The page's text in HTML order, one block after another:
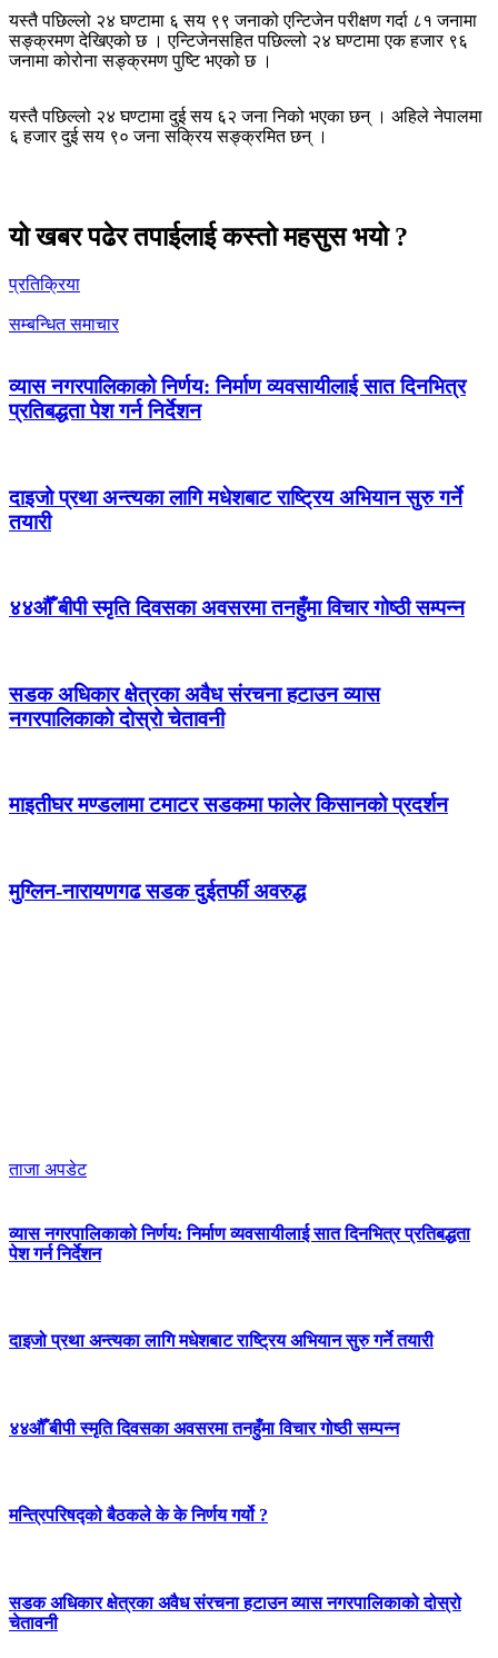
यस्तै पछिल्लो २४ घण्टामा ६ सय ९९ जनाको एन्टिजेन परीक्षण गर्दा ८१ जनामा
सङ्क्रमण देखिएको छ । एन्टिजेनसहित पछिल्लो २४ घण्टामा एक हजार ९६
जनामा कोरोना सङ्क्रमण पुष्टि भएको छ ।
यस्तै पछिल्लो २४ घण्टामा दुई सय ६२ जना निको भएका छन् । अहिले नेपालमा
६ हजार दुई सय ९० जना सक्रिय सङ्क्रमित छन् ।
यो खबर पढेर तपाईलाई कस्तो महसुस भयो ?
प्रतिक्रिया
सम्बन्धित समाचार
व्यास नगरपालिकाको निर्णय: निर्माण व्यवसायीलाई सात दिनभित्र
प्रतिबद्धता पेश गर्न निर्देशन
दाइजो प्रथा अन्त्यका लागि मधेशबाट राष्ट्रिय अभियान सुरु गर्ने
तयारी
४४औँ बीपी स्मृति दिवसका अवसरमा तनहुँमा विचार गोष्ठी सम्पन्न
सडक अधिकार क्षेत्रका अवैध संरचना हटाउन व्यास
नगरपालिकाको दोस्रो चेतावनी
माइतीघर मण्डलामा टमाटर सडकमा फालेर किसानको प्रदर्शन
मुग्लिन-नारायणगढ सडक दुईतर्फी अवरुद्ध
ताजा अपडेट
व्यास नगरपालिकाको निर्णय: निर्माण व्यवसायीलाई सात दिनभित्र प्रतिबद्धता
पेश गर्न निर्देशन
दाइजो प्रथा अन्त्यका लागि मधेशबाट राष्ट्रिय अभियान सुरु गर्ने तयारी
४४औँ बीपी स्मृति दिवसका अवसरमा तनहुँमा विचार गोष्ठी सम्पन्न
मन्त्रिपरिषद्को बैठकले के के निर्णय गर्यो ?
सडक अधिकार क्षेत्रका अवैध संरचना हटाउन व्यास नगरपालिकाको दोस्रो
चेतावनी